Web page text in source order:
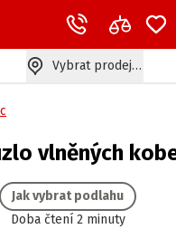
Vybrat prodejnu
vlněných
Doba čtení 2 minuty
Jak vybrat podlahu